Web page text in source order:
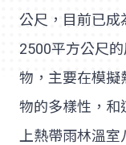
公尺，目前已成
2500平方公尺
物，主要在模擬
物的多樣性，和
上熱帶雨林溫